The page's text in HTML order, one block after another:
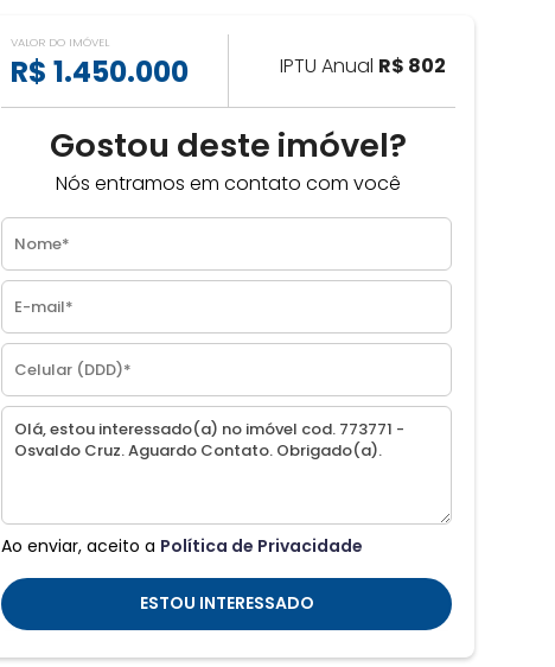
VALOR DO IMÓVEL
R$ 1.450.000 IPTU Anual R$ 802
Gostou deste imóvel?
Nós entramos em contato com você
Ao enviar, aceito a Política de Privacidade
ESTOU INTERESSADO